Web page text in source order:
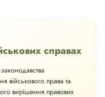
справах
військового права та
вирішення правових